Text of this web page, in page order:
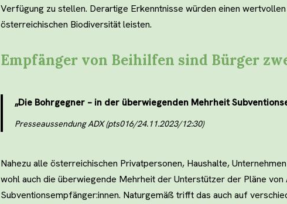
Verfügung zu stellen. Derartige Erkenntnisse würden einen
österreichischen Biodiversität leisten.
Empfänger von Beihilfen sind Bürger
„Die Bohrgegner – in der überwiegenden Mehrheit
Presseaussendung ADX (pts016/24.11.2023/12:30)
Nahezu alle österreichischen Privatpersonen, Haushalte,
wohl auch die überwiegende Mehrheit der Unterstützer der Pläne von
Subventionsempfänger:innen. Naturgemäß trifft das auch auf